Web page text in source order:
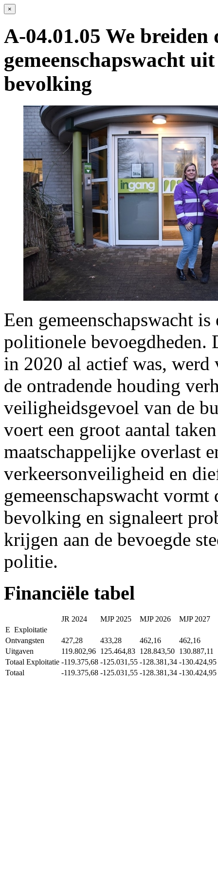
×
A-04.01.05 We breiden
gemeenschapswacht
bevolking
Een gemeenschapswacht
politionele bevoegdheden.
in 2020 al actief was,
de ontradende houding
veiligheidsgevoel van de
voert een groot aantal
maatschappelijke overlast
verkeersonveiligheid en
gemeenschapswacht vormt
bevolking en signaleert
krijgen aan de bevoegde
politie.
Financiële tabel
JR 2024 MJP 2025 MJP 2026
MJP 2027
E Exploitatie
Ontvangsten
427,28 433,28 462,16
462,16
Uitgaven
119.802,96 125.464,83 128.843,50 130.887,11
Totaal Exploitatie -119.375,68 -125.031,55 -128.381,34 -130.424,95
Totaal
-119.375,68 -125.031,55 -128.381,34 -130.424,95